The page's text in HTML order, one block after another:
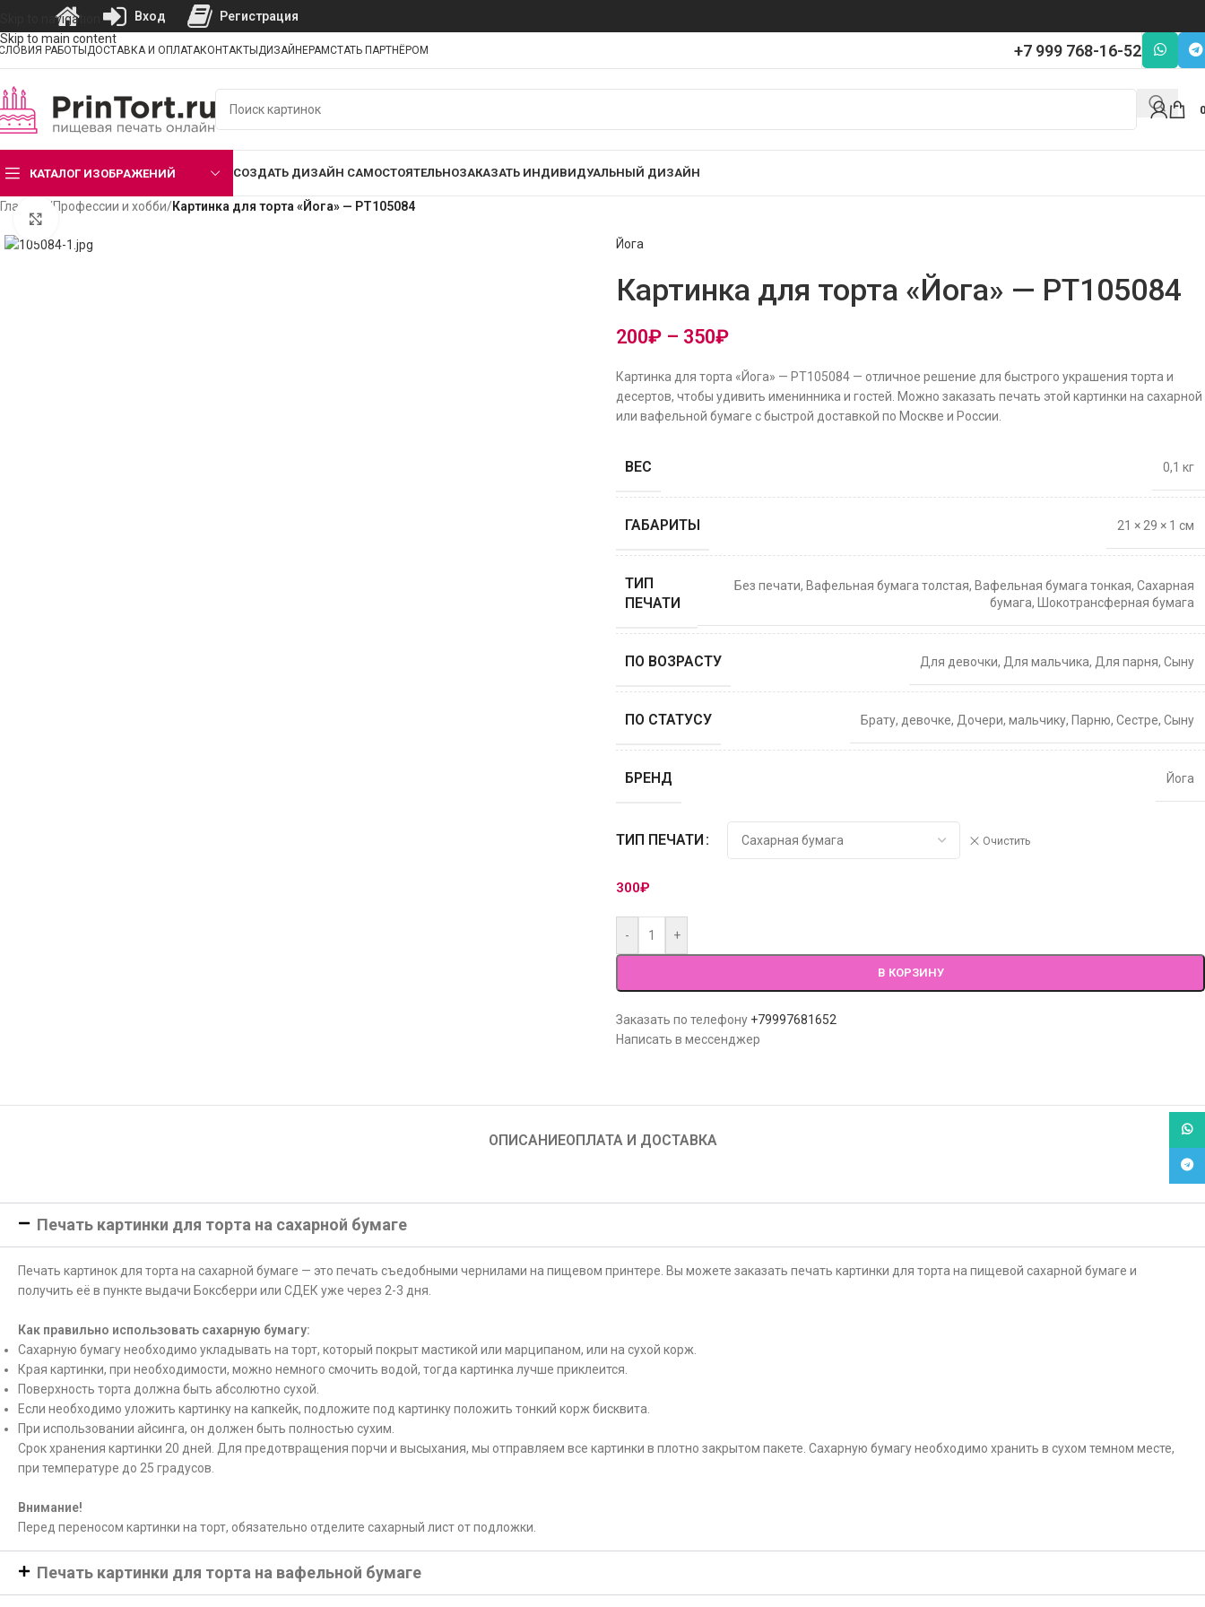
Skip to navigation
Skip to main content
РАБОТЫ ДОСТАВКА И ОПЛАТАКОНТАКТЫ ДИЗАЙНЕРАМСТАТЬ ПАРТНЁРОМ +7 999 768-16-52
0
КАТАЛОГ ИЗОБРАЖЕНИЙ СОЗДАТЬ ДИЗАЙН САМОСТОЯТЕЛЬНОЗАКАЗАТЬ ИНДИВИДУАЛЬНЫЙ ДИЗАЙН
Главная /Профессии и хобби/Картинка для торта «Йога» — PT105084
Йога
Картинка для торта «Йога» — PT105084
200₽ – 350₽
Картинка для торта «Йога» — PT105084 — отличное решение для быстрого украшения торта и
десертов, чтобы удивить именинника и гостей. Можно заказать печать этой картинки на сахарной
или вафельной бумаге с быстрой доставкой по Москве и России.
ВЕС 0,1 кг
ГАБАРИТЫ 21 × 29 × 1 см
ТИП
ПЕЧАТИ
Без печати, Вафельная бумага толстая, Вафельная бумага тонкая, Сахарная
бумага, Шокотрансферная бумага
ПО ВОЗРАСТУ Для девочки, Для мальчика, Для парня, Сыну
ПО СТАТУСУ Брату, девочке, Дочери, мальчику, Парню, Сестре, Сыну
БРЕНД Йога
ТИП ПЕЧАТИ Очистить
300₽
- +
В КОРЗИНУ
Заказать по телефону +79997681652
Написать в мессенджер
ОПИСАНИЕОПЛАТА И ДОСТАВКА
Печать картинки для торта на сахарной бумаге
Печать картинок для торта на сахарной бумаге — это печать съедобными чернилами на пищевом принтере. Вы можете заказать печать картинки для торта на пищевой сахарной бумаге и
получить её в пункте выдачи Боксберри или СДЕК уже через 2-3 дня.
Как правильно использовать сахарную бумагу:
Сахарную бумагу необходимо укладывать на торт, который покрыт мастикой или марципаном, или на сухой корж.
Края картинки, при необходимости, можно немного смочить водой, тогда картинка лучше приклеится.
Поверхность торта должна быть абсолютно сухой.
Если необходимо уложить картинку на капкейк, подложите под картинку положить тонкий корж бисквита.
При использовании айсинга, он должен быть полностью сухим.
Срок хранения картинки 20 дней. Для предотвращения порчи и высыхания, мы отправляем все картинки в плотно закрытом пакете. Сахарную бумагу необходимо хранить в сухом темном месте,
при температуре до 25 градусов.
Внимание!
Перед переносом картинки на торт, обязательно отделите сахарный лист от подложки.
Печать картинки для торта на вафельной бумаге
Вход Регистрация